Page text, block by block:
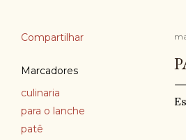
Compartilhar
Marcadores
culinaria
para o lanche
patê